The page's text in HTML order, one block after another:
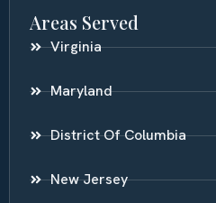
Areas Served
Virginia
Maryland
District Of Columbia
New Jersey